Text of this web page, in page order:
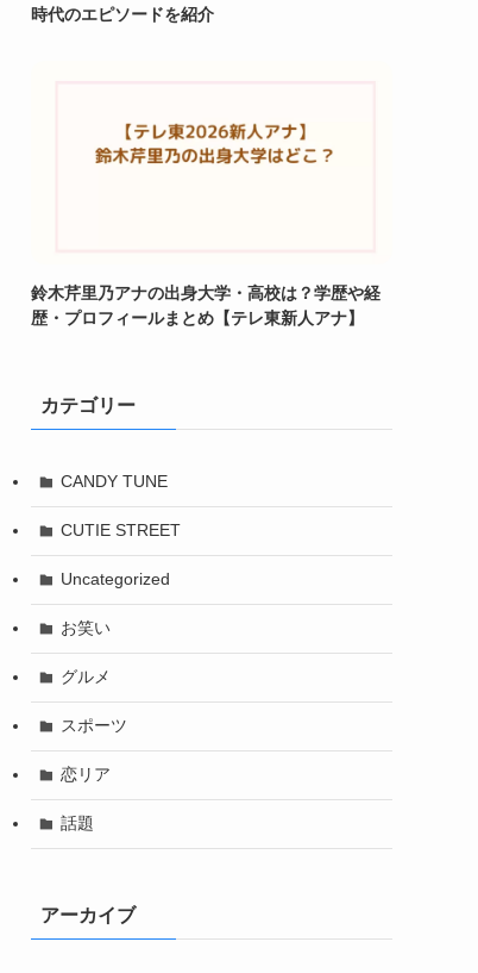
時代のエピソードを紹介
鈴木芹里乃アナの出身大学・高校は？学歴や経
歴・プロフィールまとめ【テレ東新人アナ】
カテゴリー
CANDY TUNE
CUTIE STREET
Uncategorized
お笑い
グルメ
スポーツ
恋リア
話題
アーカイブ